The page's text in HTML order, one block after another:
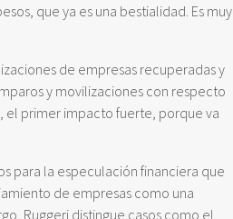
que ya es una bestialidad. Es muy
de empresas recuperadas y
y movilizaciones con respecto
el primer impacto fuerte, porque va
para la especulación financiera que
de empresas como una
Ruggeri distingue casos como el